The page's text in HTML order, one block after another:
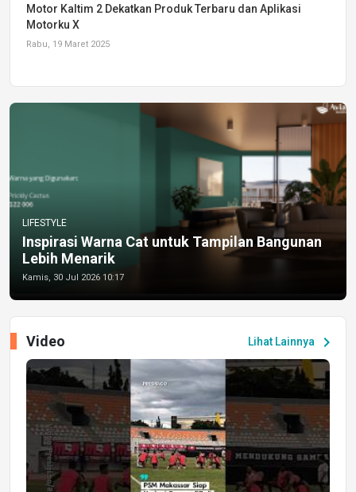
Motor Kaltim 2 Dekatkan Produk Terbaru dan Aplikasi
Motorku X
Rabu, 19 Maret 2025
LIFESTYLE
Inspirasi Warna Cat untuk Tampilan Bangunan
Lebih Menarik
Kamis, 30 Jul 2026 10:17
Lihat Lainnya chevron_right
Video